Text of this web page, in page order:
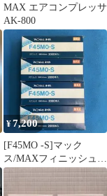
MAX エアコンプレッサ
AK-800
¥7,200
[F45MO -S]マック
ス/MAXフィニッシュネ
イルステンF45MO-S 4